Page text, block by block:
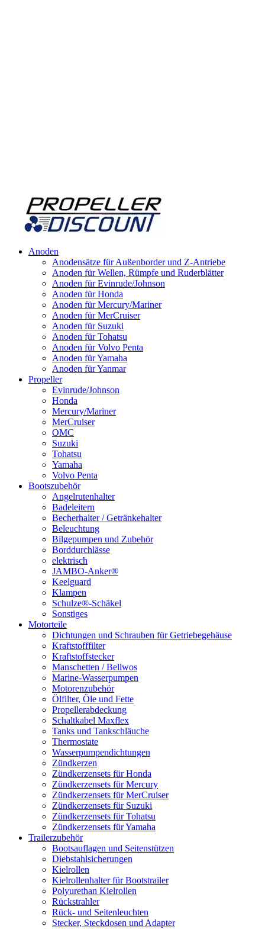
Anoden
Anodensätze für Außenborder und Z-Antriebe
Anoden für Wellen, Rümpfe und Ruderblätter
Anoden für Evinrude/Johnson
Anoden für Honda
Anoden für Mercury/Mariner
Anoden für MerCruiser
Anoden für Suzuki
Anoden für Tohatsu
Anoden für Volvo Penta
Anoden für Yamaha
Anoden für Yanmar
Propeller
Evinrude/Johnson
Honda
Mercury/Mariner
MerCruiser
OMC
Suzuki
Tohatsu
Yamaha
Volvo Penta
Bootszubehör
Angelrutenhalter
Badeleitern
Becherhalter / Getränkehalter
Beleuchtung
Bilgepumpen und Zubehör
Borddurchlässe
elektrisch
JAMBO-Anker®
Keelguard
Klampen
Schulze®-Schäkel
Sonstiges
Motorteile
Dichtungen und Schrauben für Getriebegehäuse
Kraftstofffilter
Kraftstoffstecker
Manschetten / Bellwos
Marine-Wasserpumpen
Motorenzubehör
Ölfilter, Öle und Fette
Propellerabdeckung
Schaltkabel Maxflex
Tanks und Tankschläuche
Thermostate
Wasserpumpendichtungen
Zündkerzen
Zündkerzensets für Honda
Zündkerzensets für Mercury
Zündkerzensets für MerCruiser
Zündkerzensets für Suzuki
Zündkerzensets für Tohatsu
Zündkerzensets für Yamaha
Trailerzubehör
Bootsauflagen und Seitenstützen
Diebstahlsicherungen
Kielrollen
Kielrollenhalter für Bootstrailer
Polyurethan Kielrollen
Rückstrahler
Rück- und Seitenleuchten
Stecker, Steckdosen und Adapter